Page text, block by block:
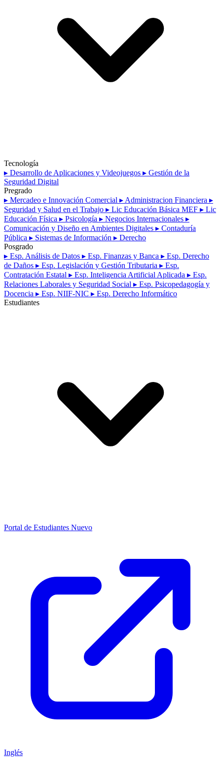
Tecnología
▸ Desarrollo de Aplicaciones y Videojuegos ▸ Gestión de la
Seguridad Digital
Pregrado
▸ Mercadeo e Innovación Comercial ▸ Administracion Financiera ▸
Seguridad y Salud en el Trabajo ▸ Lic Educación Básica MEF ▸ Lic
Educación Física ▸ Psicología ▸ Negocios Internacionales ▸
Comunicación y Diseño en Ambientes Digitales ▸ Contaduría
Pública ▸ Sistemas de Información ▸ Derecho
Posgrado
▸ Esp. Análisis de Datos ▸ Esp. Finanzas y Banca ▸ Esp. Derecho
de Daños ▸ Esp. Legislación y Gestión Tributaria ▸ Esp.
Contratación Estatal ▸ Esp. Inteligencia Artificial Aplicada ▸ Esp.
Relaciones Laborales y Seguridad Social ▸ Esp. Psicopedagogía y
Docencia ▸ Esp. NIIF-NIC ▸ Esp. Derecho Informático
Estudiantes
Portal de Estudiantes Nuevo
Inglés